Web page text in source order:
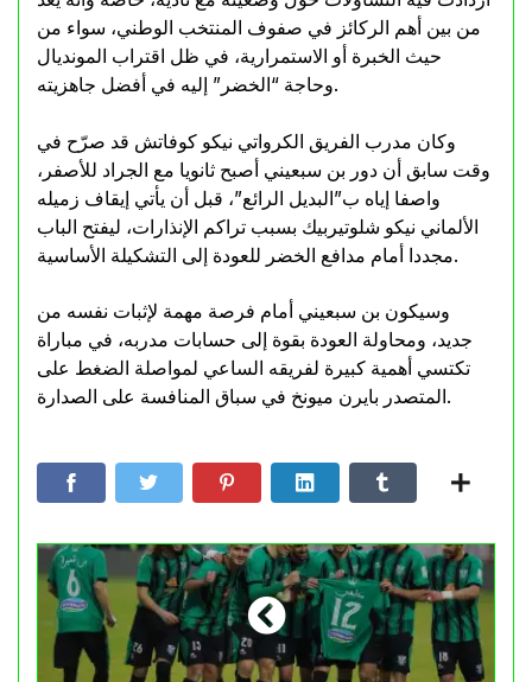
من بين أهم الركائز في صفوف المنتخب الوطني، سواء من
حيث الخبرة أو الاستمرارية، في ظل اقتراب المونديال
وحاجة “الخضر” إليه في أفضل جاهزيته.
وكان مدرب الفريق الكرواتي نيكو كوفاتش قد صرّح في
وقت سابق أن دور بن سبعيني أصبح ثانويا مع الجراد للأصفر،
واصفا إياه ب”البديل الرائع”، قبل أن يأتي إيقاف زميله
الألماني نيكو شلوتيربيك بسبب تراكم الإنذارات، ليفتح الباب
مجددا أمام مدافع الخضر للعودة إلى التشكيلة الأساسية.
وسيكون بن سبعيني أمام فرصة مهمة لإثبات نفسه من
جديد، ومحاولة العودة بقوة إلى حسابات مدربه، في مباراة
تكتسي أهمية كبيرة لفريقه الساعي لمواصلة الضغط على
المتصدر بايرن ميونخ في سباق المنافسة على الصدارة.